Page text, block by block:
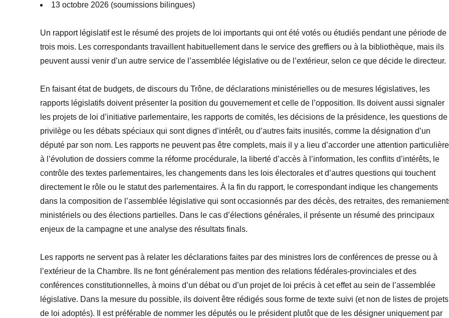
13 octobre 2026 (soumissions bilingues)
Un rapport législatif est le résumé des projets de loi importants qui ont été votés ou étudiés pendant une période de
trois mois. Les correspondants travaillent habituellement dans le service des greffiers ou à la bibliothèque, mais ils
peuvent aussi venir d’un autre service de l’assemblée législative ou de l’extérieur, selon ce que décide le directeur.
En faisant état de budgets, de discours du Trône, de déclarations ministérielles ou de mesures législatives, les
rapports législatifs doivent présenter la position du gouvernement et celle de l’opposition. Ils doivent aussi signaler
les projets de loi d’initiative parlementaire, les rapports de comités, les décisions de la présidence, les questions de
privilège ou les débats spéciaux qui sont dignes d’intérêt, ou d’autres faits inusités, comme la désignation d’un
député par son nom. Les rapports ne peuvent pas être complets, mais il y a lieu d’accorder une attention particulière
à l’évolution de dossiers comme la réforme procédurale, la liberté d’accès à l’information, les conflits d’intérêts, le
contrôle des textes parlementaires, les changements dans les lois électorales et d’autres questions qui touchent
directement le rôle ou le statut des parlementaires. À la fin du rapport, le correspondant indique les changements
dans la composition de l’assemblée législative qui sont occasionnés par des décès, des retraites, des
ministériels ou des élections partielles. Dans le cas d’élections générales, il présente un résumé des principaux
enjeux de la campagne et une analyse des résultats finals.
Les rapports ne servent pas à relater les déclarations faites par des ministres lors de conférences de presse ou à
l’extérieur de la Chambre. Ils ne font généralement pas mention des relations fédérales-provinciales et des
conférences constitutionnelles, à moins d’un débat ou d’un projet de loi précis à cet effet au sein de l’assemblée
législative. Dans la mesure du possible, ils doivent être rédigés sous forme de texte suivi (et non de listes de projets
de loi adoptés). Il est préférable de nommer les députés ou le président plutôt que de les désigner uniquement par